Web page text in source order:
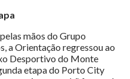
mãos do Grupo
a Orientação regressou ao
Desportivo do Monte
etapa do Porto City